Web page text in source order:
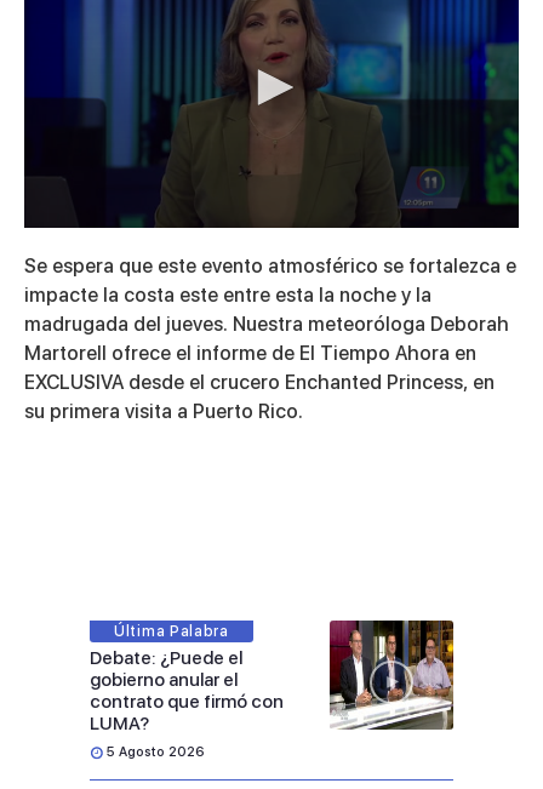
seconds
of
3
minutes,
34
seconds
Se espera que este evento atmosférico se fortalezca e
impacte la costa este entre esta la noche y la
madrugada del jueves. Nuestra meteoróloga Deborah
Martorell ofrece el informe de El Tiempo Ahora en
EXCLUSIVA desde el crucero Enchanted Princess, en
su primera visita a Puerto Rico.
Última Palabra
Debate: ¿Puede el
gobierno anular el
contrato que firmó con
LUMA?
5 Agosto 2026